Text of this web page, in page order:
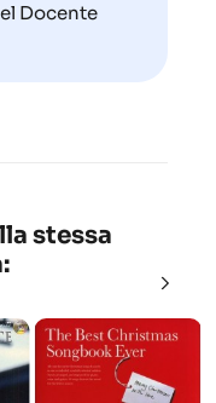
Docente
stessa